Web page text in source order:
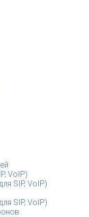
VoIP)
SIP, VoIP)
SIP, VoIP)